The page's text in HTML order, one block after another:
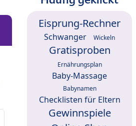
Eisprung-Rechner
Schwanger Wickeln
Gratisproben
Ernährungsplan
Baby-Massage
Babynamen
Checklisten für Eltern
Gewinnspiele